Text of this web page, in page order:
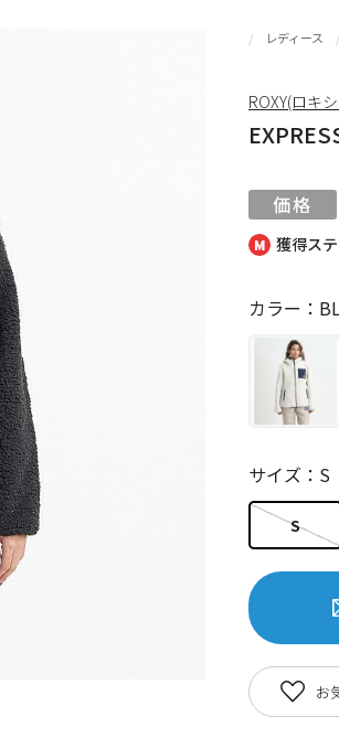
獲得ス
レディース
カラー：
S
サイズ：S
お
ROXY(ロキ